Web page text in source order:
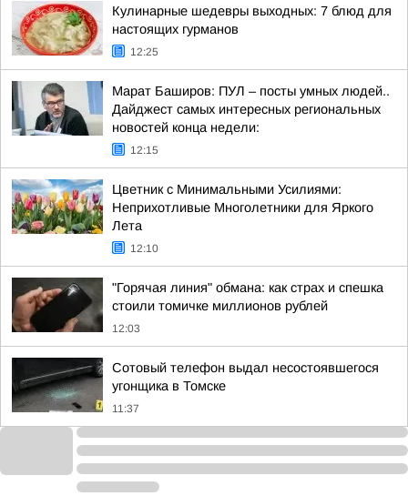
Кулинарные шедевры выходных: 7 блюд для
настоящих гурманов
12:25
Марат Баширов: ПУЛ – посты умных людей..
Дайджест самых интересных региональных
новостей конца недели:
12:15
Цветник с Минимальными Усилиями:
Неприхотливые Многолетники для Яркого
Лета
12:10
"Горячая линия" обмана: как страх и спешка
стоили томичке миллионов рублей
12:03
Сотовый телефон выдал несостоявшегося
угонщика в Томске
11:37